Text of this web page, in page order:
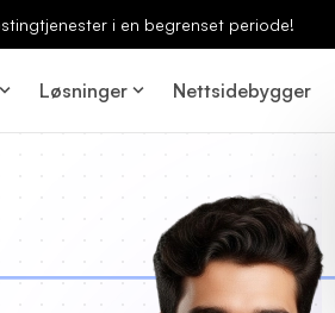
i en begrenset periode!
Løsninger Nettsidebygger